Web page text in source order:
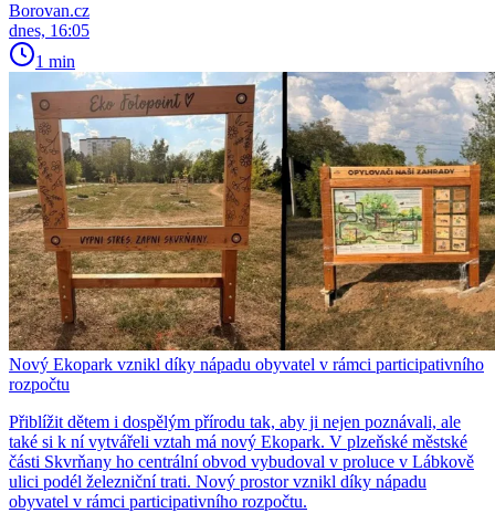
Borovan.cz
dnes, 16:05
1 min
Nový Ekopark vznikl díky nápadu obyvatel v rámci participativního
rozpočtu
Přiblížit dětem i dospělým přírodu tak, aby ji nejen poznávali, ale
také si k ní vytvářeli vztah má nový Ekopark. V plzeňské městské
části Skvrňany ho centrální obvod vybudoval v proluce v Lábkově
ulici podél železniční trati. Nový prostor vznikl díky nápadu
obyvatel v rámci participativního rozpočtu.